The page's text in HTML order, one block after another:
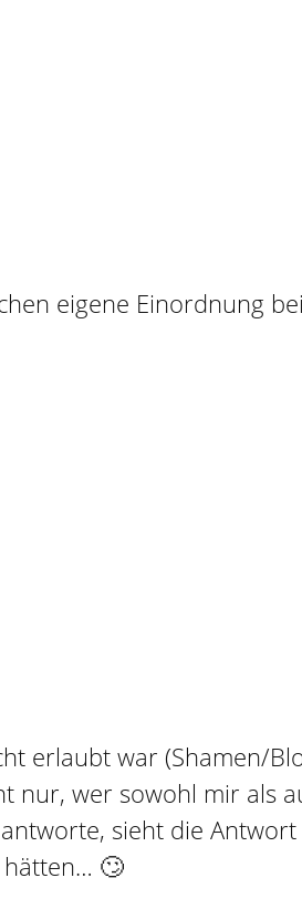
eigene Einordnung
erlaubt war (Shamen/
wer sowohl mir als
sieht die
hätten… 🙄